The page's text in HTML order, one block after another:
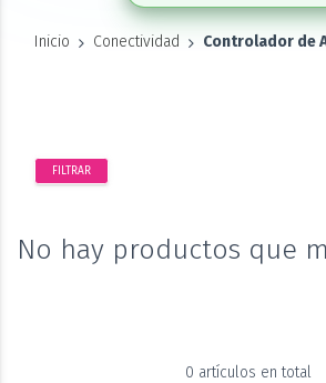
Inicio Conectividad Controlador de
FILTRAR
No hay productos que
0 artículos en total